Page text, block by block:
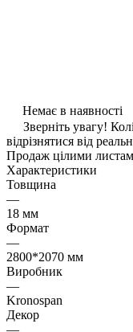
Немає в наявності
Зверніть увагу!
відрізнятися від
Продаж цілими
Характеристики
Товщина
—
18 мм
Формат
—
2800*2070 мм
Виробник
—
Kronospan
Декор
—